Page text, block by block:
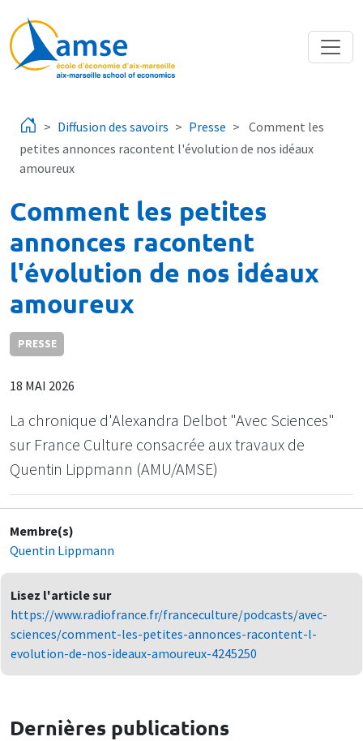
Diffusion des savoirs Presse
Comment les
petites annonces racontent l'évolution de nos idéaux
amoureux
Comment les petites
annonces racontent
l'évolution de nos idéaux
amoureux
PRESSE
18 MAI 2026
La chronique d'Alexandra Delbot "Avec Sciences"
sur France Culture consacrée aux travaux de
Quentin Lippmann (AMU/AMSE)
Membre(s)
Quentin Lippmann
Lisez l'article sur
https://www.radiofrance.fr/franceculture/podcasts/avec-
sciences/comment-les-petites-annonces-racontent-l-
evolution-de-nos-ideaux-amoureux-4245250
Dernières publications